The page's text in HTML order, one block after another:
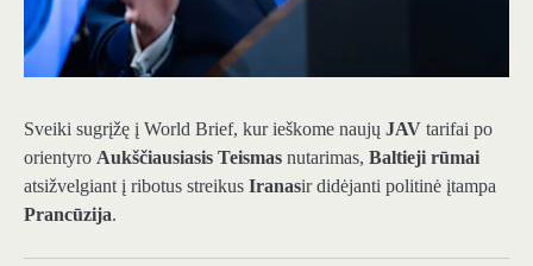
Sveiki sugrįžę į World Brief, kur ieškome naujų JAV tarifai po
orientyro Aukščiausiasis Teismas nutarimas, Baltieji rūmai
atsižvelgiant į ribotus streikus Iranasir didėjanti politinė įtampa
Prancūzija.